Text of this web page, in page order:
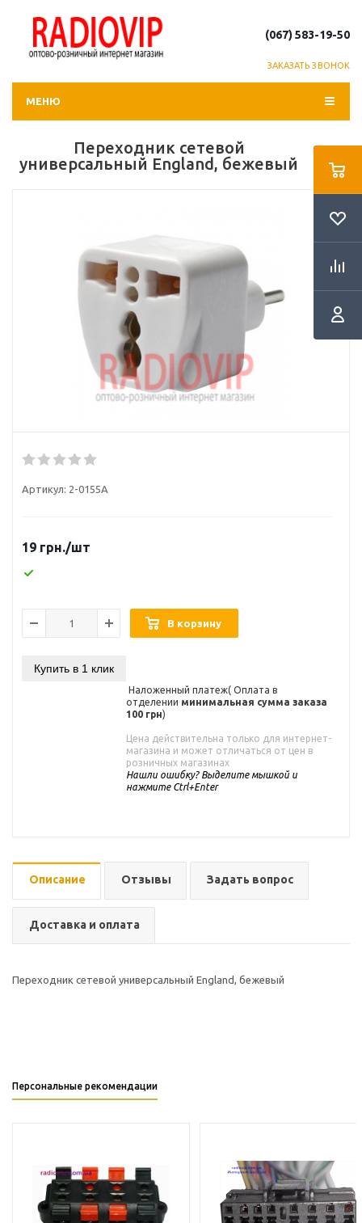
(067) 583-19-50
ЗАКАЗАТЬ ЗВОНОК
МЕНЮ
Переходник сетевой
универсальный England, бежевый
Артикул: 2-0155A
19 грн./шт
В корзину
Купить в 1 клик
Наложенный платеж( Оплата в
отделении минимальная сумма заказа
100 грн)
Цена действительна только для интернет-
магазина и может отличаться от цен в
розничных магазинах
Нашли ошибку? Выделите мышкой и
нажмите Ctrl+Enter
Описание Отзывы Задать вопрос
Доставка и оплата
Переходник сетевой универсальный England, бежевый
Персональные рекомендации